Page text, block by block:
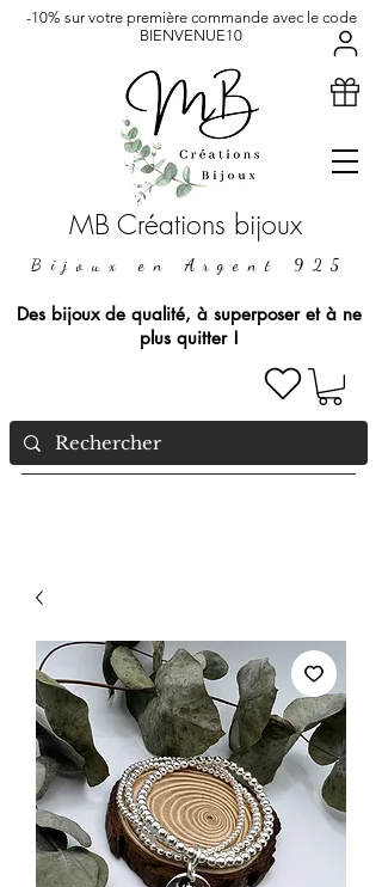
MB Créations bijoux
Bijoux en Argent 925
Des bijoux de qualité, à superposer et à ne
plus quitter !
-10% sur votre première commande avec le code
BIENVENUE10